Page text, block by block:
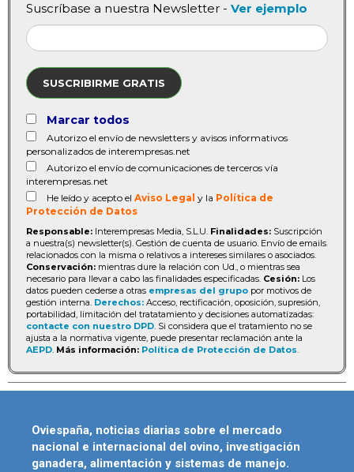
Suscríbase a nuestra Newsletter - Ver ejemplo
SUSCRIBIRME GRATIS
Marcar todos
Autorizo el envío de newsletters y avisos informativos
personalizados de interempresas.net
Autorizo el envío de comunicaciones de terceros vía
interempresas.net
He leído y acepto el Aviso Legal y la Política de
Protección de Datos
Responsable: Interempresas Media, S.L.U. Finalidades: Suscripción
a nuestra(s) newsletter(s). Gestión de cuenta de usuario. Envío de emails
relacionados con la misma o relativos a intereses similares o asociados.
Conservación: mientras dure la relación con Ud., o mientras sea
necesario para llevar a cabo las finalidades especificadas. Cesión: Los
datos pueden cederse a otras empresas del grupo por motivos de
gestión interna. Derechos: Acceso, rectificación, oposición, supresión,
portabilidad, limitación del tratatamiento y decisiones automatizadas:
contacte con nuestro DPD. Si considera que el tratamiento no se
ajusta a la normativa vigente, puede presentar reclamación ante la
AEPD. Más información: Política de Protección de Datos.
Oviespaña, noticias diarias sobre el mercado
nacional e internacional del ovino, investigación
ganadera, alimentación y sistemas de manejo.